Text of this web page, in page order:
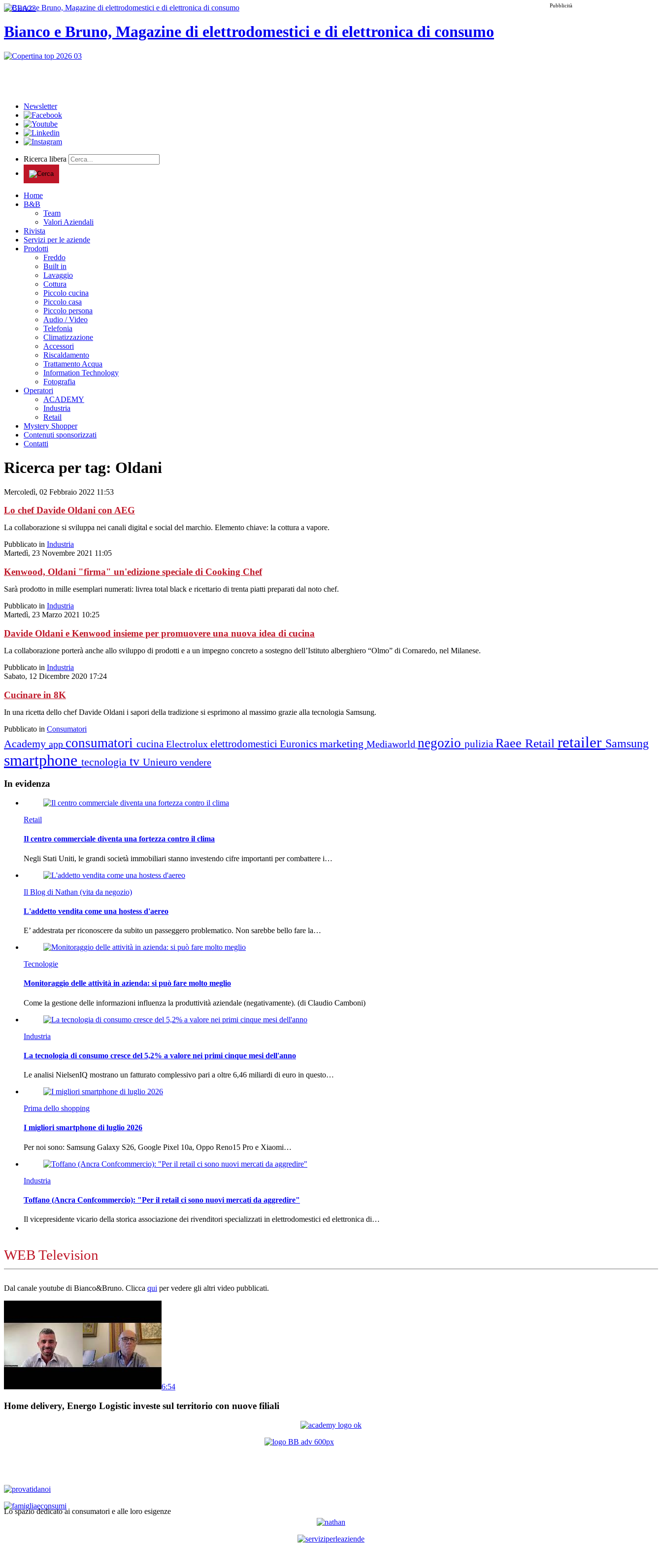
Pubblicità
Bianco e Bruno, Magazine di elettrodomestici e di elettronica di consumo
Newsletter
Ricerca libera
Home
B&B
Team
Valori Aziendali
Rivista
Servizi per le aziende
Prodotti
Freddo
Built in
Lavaggio
Cottura
Piccolo cucina
Piccolo casa
Piccolo persona
Audio / Video
Telefonia
Climatizzazione
Accessori
Riscaldamento
Trattamento Acqua
Information Technology
Fotografia
Operatori
ACADEMY
Industria
Retail
Mystery Shopper
Contenuti sponsorizzati
Contatti
Ricerca per tag: Oldani
Mercoledì, 02 Febbraio 2022 11:53
Lo chef Davide Oldani con AEG
La collaborazione si sviluppa nei canali digital e social del marchio. Elemento chiave: la cottura a vapore.
Pubblicato in Industria
Martedì, 23 Novembre 2021 11:05
Kenwood, Oldani "firma" un'edizione speciale di Cooking Chef
Sarà prodotto in mille esemplari numerati: livrea total black e ricettario di trenta piatti preparati dal noto chef.
Pubblicato in Industria
Martedì, 23 Marzo 2021 10:25
Davide Oldani e Kenwood insieme per promuovere una nuova idea di cucina
La collaborazione porterà anche allo sviluppo di prodotti e a un impegno concreto a sostegno dell’Istituto alberghiero “Olmo” di Cornaredo, nel Milanese.
Pubblicato in Industria
Sabato, 12 Dicembre 2020 17:24
Cucinare in 8K
In una ricetta dello chef Davide Oldani i sapori della tradizione si esprimono al massimo grazie alla tecnologia Samsung.
Pubblicato in Consumatori
Academy app consumatori cucina Electrolux elettrodomestici Euronics marketing Mediaworld negozio pulizia Raee Retail retailer Samsung
smartphone tecnologia tv Unieuro vendere
In evidenza
Retail
Il centro commerciale diventa una fortezza contro il clima
Negli Stati Uniti, le grandi società immobiliari stanno investendo cifre importanti per combattere i…
Il Blog di Nathan (vita da negozio)
L'addetto vendita come una hostess d'aereo
E’ addestrata per riconoscere da subito un passeggero problematico. Non sarebbe bello fare la…
Tecnologie
Monitoraggio delle attività in azienda: si può fare molto meglio
Come la gestione delle informazioni influenza la produttività aziendale (negativamente). (di Claudio Camboni)
Industria
La tecnologia di consumo cresce del 5,2% a valore nei primi cinque mesi dell'anno
Le analisi NielsenIQ mostrano un fatturato complessivo pari a oltre 6,46 miliardi di euro in questo…
Prima dello shopping
I migliori smartphone di luglio 2026
Per noi sono: Samsung Galaxy S26, Google Pixel 10a, Oppo Reno15 Pro e Xiaomi…
Industria
Toffano (Ancra Confcommercio): "Per il retail ci sono nuovi mercati da aggredire"
Il vicepresidente vicario della storica associazione dei rivenditori specializzati in elettrodomestici ed elettronica di…
WEB Television
Dal canale youtube di Bianco&Bruno. Clicca qui per vedere gli altri video pubblicati.
6:54
Home delivery, Energo Logistic investe sul territorio con nuove filiali
Lo spazio dedicato ai consumatori e alle loro esigenze